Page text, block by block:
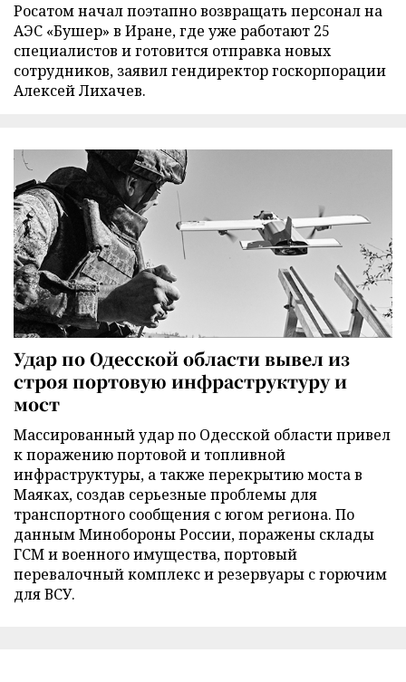
Росатом начал поэтапно возвращать персонал на
АЭС «Бушер» в Иране, где уже работают 25
специалистов и готовится отправка новых
сотрудников, заявил гендиректор госкорпорации
Алексей Лихачев.
Удар по Одесской области вывел из
строя портовую инфраструктуру и
мост
Массированный удар по Одесской области привел
к поражению портовой и топливной
инфраструктуры, а также перекрытию моста в
Маяках, создав серьезные проблемы для
транспортного сообщения с югом региона. По
данным Минобороны России, поражены склады
ГСМ и военного имущества, портовый
перевалочный комплекс и резервуары с горючим
для ВСУ.